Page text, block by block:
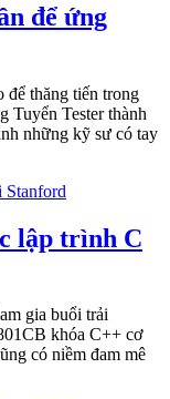
để ứng
để thăng tiến trong
Tuyển Tester thành
những kỹ sư có tay
lập trình C
gia buổi trải
khóa C++ cơ
có niềm đam mê